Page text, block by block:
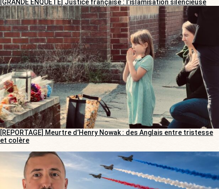
[GRANDE ENQUÊTE] Justice française : l’islamisation silencieuse
[REPORTAGE] Meurtre d’Henry Nowak : des Anglais entre tristesse
et colère